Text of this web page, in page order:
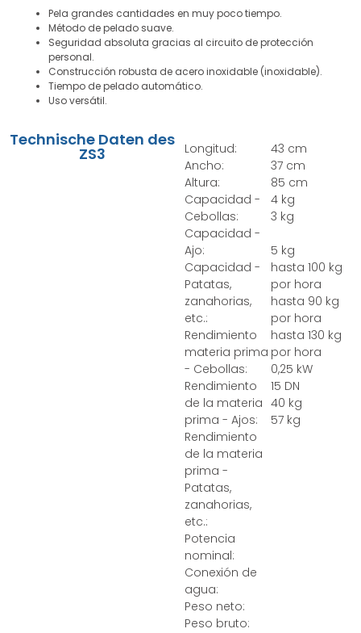
Pela grandes cantidades en muy poco tiempo.
Método de pelado suave.
Seguridad absoluta gracias al circuito de protección
personal.
Construcción robusta de acero inoxidable (inoxidable).
Tiempo de pelado automático.
Uso versátil.
Technische Daten des
ZS3
Longitud:
Ancho:
Altura:
Capacidad -
Cebollas:
Capacidad -
Ajo:
Capacidad -
Patatas,
zanahorias,
etc.:
Rendimiento
materia prima
- Cebollas:
Rendimiento
de la materia
prima - Ajos:
Rendimiento
de la materia
prima -
Patatas,
zanahorias,
etc.:
Potencia
nominal:
Conexión de
agua:
Peso neto:
Peso bruto:
43 cm
37 cm
85 cm
4 kg
3 kg
5 kg
hasta 100 kg
por hora
hasta 90 kg
por hora
hasta 130 kg
por hora
0,25 kW
15 DN
40 kg
57 kg